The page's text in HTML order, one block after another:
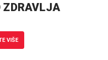
ZDRAVLJA
VIŠE